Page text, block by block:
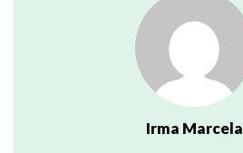
Irma Marcela